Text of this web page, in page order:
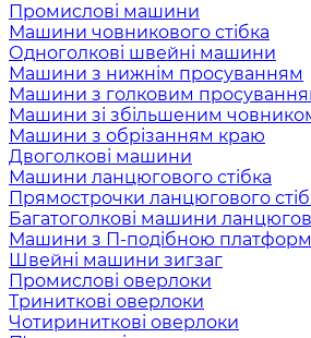
Промислові машини
Машини човникового стібка
Одноголкові швейні машини
Машини з нижнім просуванням
Машини з голковим
Машини зі збільшеним
Машини з обрізанням краю
Двоголкові машини
Машини ланцюгового стібка
Прямострочки ланцюгового
Багатоголкові машини
Машини з П-подібною
Швейні машини зигзаг
Промислові оверлоки
Триниткові оверлоки
Чотириниткові оверлоки